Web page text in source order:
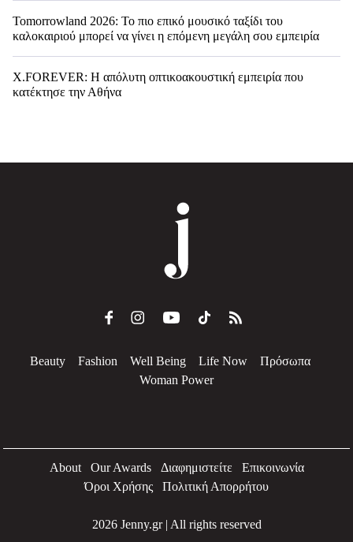
Tomorrowland 2026: Το πιο επικό μουσικό ταξίδι του
καλοκαιριού μπορεί να γίνει η επόμενη μεγάλη σου εμπειρία
X.FOREVER: Η απόλυτη οπτικοακουστική εμπειρία που
κατέκτησε την Αθήνα
Beauty Fashion Well Being Life Now
Πρόσωπα
Woman Power
About Our Awards Διαφημιστείτε
Επικοινωνία
Όροι Χρήσης
Πολιτική Απορρήτου
2026 Jenny.gr | All rights reserved